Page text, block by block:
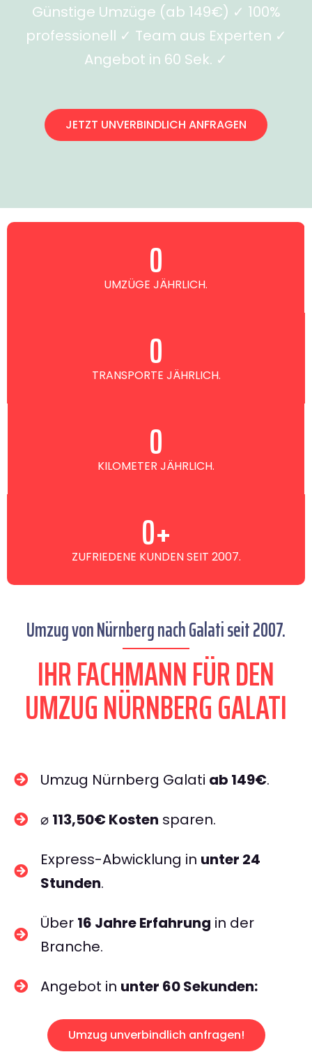
Günstige Umzüge (ab 149€) ✓ 100%
professionell ✓ Team aus Experten ✓
Angebot in 60 Sek. ✓
JETZT UNVERBINDLICH ANFRAGEN
UMZÜGE JÄHRLICH.
0
TRANSPORTE JÄHRLICH.
0
KILOMETER JÄHRLICH.
0
ZUFRIEDENE KUNDEN SEIT 2007.
0+
Umzug von Nürnberg nach Galati seit 2007.
IHR FACHMANN FÜR DEN
UMZUG NÜRNBERG GALATI
Umzug Nürnberg Galati ab 149€.
⌀ 113,50€ Kosten sparen.
Express-Abwicklung in unter 24
Stunden.
Über 16 Jahre Erfahrung in der
Branche.
Angebot in unter 60 Sekunden:
Umzug unverbindlich anfragen!